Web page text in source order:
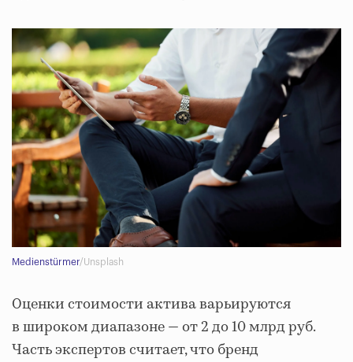
Medienstürmer/Unsplash
Оценки стоимости актива варьируются
в широком диапазоне — от 2 до 10 млрд руб.
Часть экспертов считает, что бренд